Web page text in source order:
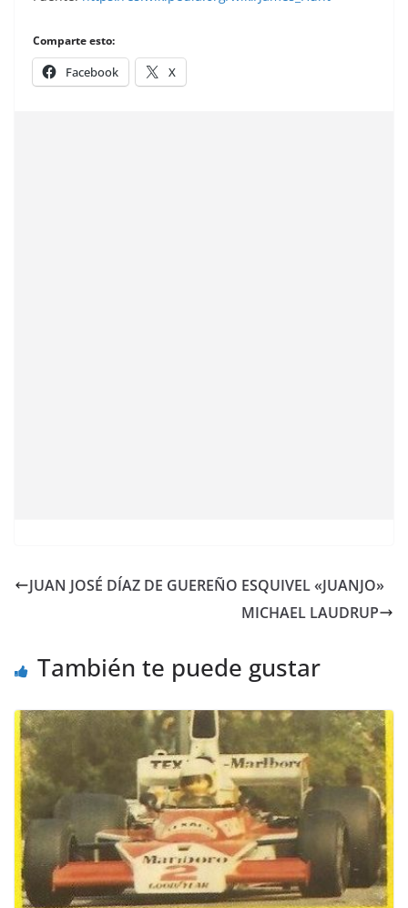
Comparte esto:
Facebook X
JUAN JOSÉ DÍAZ DE GUEREÑO ESQUIVEL «JUANJO»
MICHAEL LAUDRUP
También te puede gustar